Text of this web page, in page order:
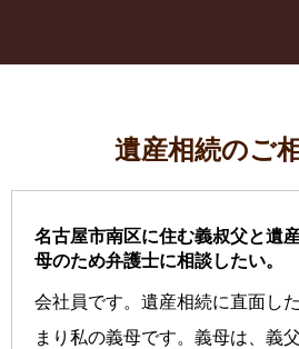
遺産相続のご
名古屋市南区に住む義叔父と遺
母のため弁護士に相談したい。
会社員です。遺産相続に直面し
まり私の義母です。義母は、義